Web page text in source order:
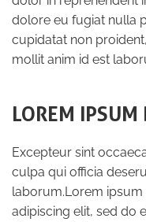
dolore eu fugiat nulla
cupidatat non
mollit anim id est
LOREM
Excepteur sint
culpa qui officia
laborum.Lorem
adipiscing elit, sed do